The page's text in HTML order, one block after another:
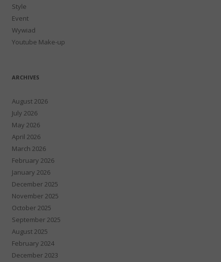
Style
Event
Wywiad
Youtube Make-up
ARCHIVES
August 2026
July 2026
May 2026
April 2026
March 2026
February 2026
January 2026
December 2025
November 2025
October 2025
September 2025
August 2025
February 2024
December 2023